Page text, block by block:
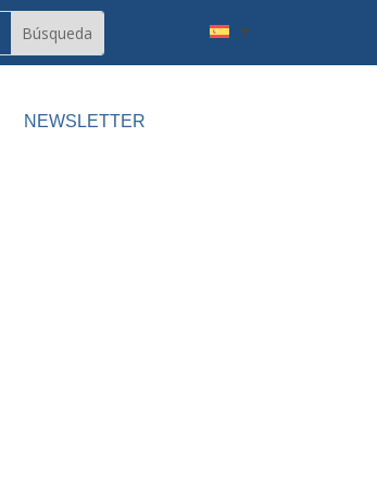
NEWSLETTER